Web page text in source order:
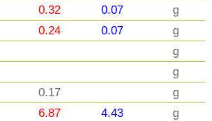
0.32 0.07
g
0.24 0.07
g
g
g
0.17
g
6.87 4.43
g